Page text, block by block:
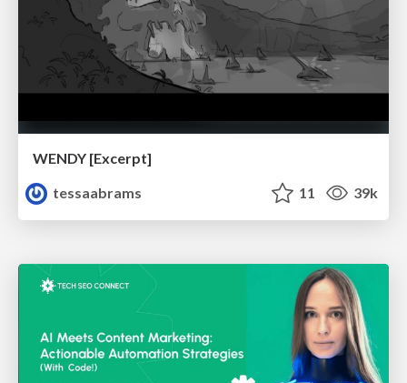
WENDY [Excerpt]
tessaabrams
11 39k